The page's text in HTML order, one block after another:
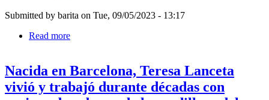
Submitted by barita on Tue, 09/05/2023 - 13:17
Read more
quien
se
describe
Nacida en Barcelona, Teresa Lanceta
vivió y trabajó durante décadas con